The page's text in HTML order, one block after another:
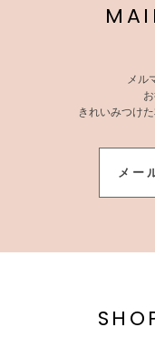
メル
きれいみつけ
メー